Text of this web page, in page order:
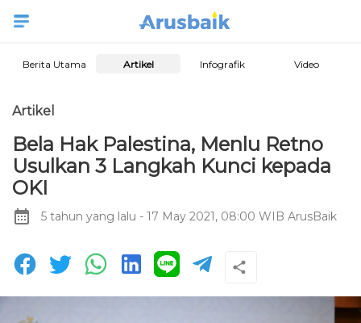
Berita Utama Artikel Infografik Video
Artikel
Bela Hak Palestina, Menlu Retno
Usulkan 3 Langkah Kunci kepada
OKI
5 tahun yang lalu - 17 May 2021, 08:00 WIB ArusBaik